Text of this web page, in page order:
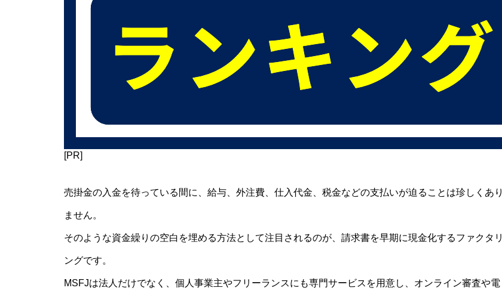
[PR]
売掛金の入金を待っている間に、給与、外注費、仕入代金、税金などの支払いが迫ることは珍しくあり
ません。
そのような資金繰りの空白を埋める方法として注目されるのが、請求書を早期に現金化するファクタリ
ングです。
MSFJは法人だけでなく、個人事業主やフリーランスにも専門サービスを用意し、オンライン審査や電